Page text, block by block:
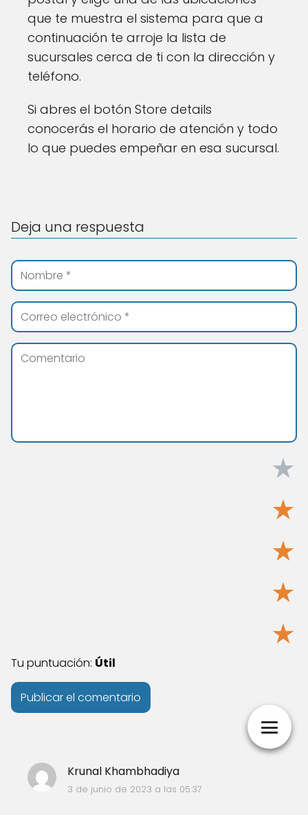
que te muestra el sistema para que a
continuación te arroje la lista de
sucursales cerca de ti con la dirección y
teléfono.
Si abres el botón Store details
conocerás el horario de atención y todo
lo que puedes empeñar en esa sucursal.
Krunal Khambhadiya
3 de junio de 2023 a las 05:37
Deja una respuesta
★
★
★
★
★
Tu puntuación: Útil